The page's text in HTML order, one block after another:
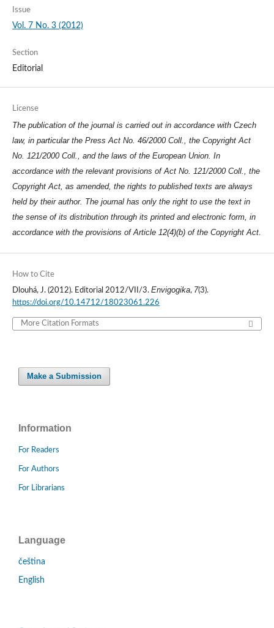
Issue
Vol. 7 No. 3 (2012)
Section
Editorial
License
The publication of the journal is carried out in accordance with Czech
law, in particular the Press Act No. 46/2000 Coll., the Copyright Act
No. 121/2000 Coll., and the laws of the European Union. In
accordance with the relevant provisions of Act No. 121/2000 Coll., the
Copyright Act, as amended, the rights to published texts are always
held by their author. The journal has only the right to use the text in
the sense of its distribution through its printed and electronic form, in
accordance with the provisions of Article 12(4)(b) of the Copyright Act.
How to Cite
Dlouhá, J. (2012). Editorial 2012/VII/3. Envigogika, 7(3).
https://doi.org/10.14712/18023061.226
More Citation Formats
Make a Submission
Information
For Readers
For Authors
For Librarians
Language
čeština
English